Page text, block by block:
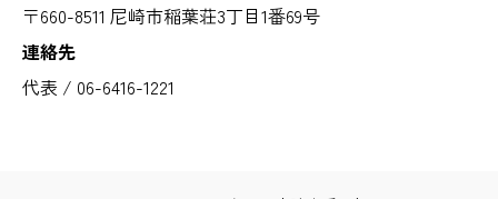
〒660-8511 尼崎市稲葉荘3丁目1番69号
連絡先
代表 / 06-6416-1221